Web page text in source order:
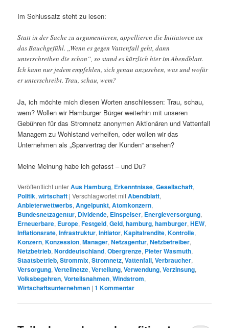
Im Schlussatz steht zu lesen:
Statt in der Sache zu argumentieren, appellieren die Initiatoren an
das Bauchgefühl. „Wenn es gegen Vattenfall geht, dann
unterschreiben die schon“, so stand es kürzlich hier im Abendblatt.
Ich kann nur jedem empfehlen, sich genau anzusehen, was und wofür
er unterschreibt. Trau, schau, wem?
Ja, ich möchte mich diesen Worten anschliessen: Trau, schau,
wem? Wollen wir Hamburger Bürger weiterhin mit unseren
Gebühren für das Stromnetz anonymen Aktionären und Vattenfall
Managern zu Wohlstand verhelfen, oder wollen wir das
Unternehmen als „Sparvertrag der Kunden“ ansehen?
Meine Meinung habe ich gefasst – und Du?
Veröffentlicht unterAus Hamburg, Erkenntnisse,Gesellschaft,
Politik,wirtschaft |Verschlagwortet mitAbendblatt,
Anbieterwettwerbs,Angelpunkt,Atomkonzern,
Bundesnetzagentur, Dividende, Einspeiser, Energieversorgung,
Erneuerbare, Europe,Festgeld,Geld,hamburg,hamburger,HEW,
Inflationsrate,Infrastruktur,Initiator,Kapitalrendite,Kontrolle,
Konzern,Konzession,Manager,Netzagentur,Netzbetreiber,
Netzbetrieb,Norddeutschland,Obergrenze, Pieter Wasmuth,
Staatsbetrieb,Strommix,Stromnetz,Vattenfall,Verbraucher,
Versorgung,Verteilnetze,Verteilung,Verwendung,Verzinsung,
Volksbegehren,Vorteilsnahmen,Windstrom,
Wirtschaftsunternehmen |1 Kommentar